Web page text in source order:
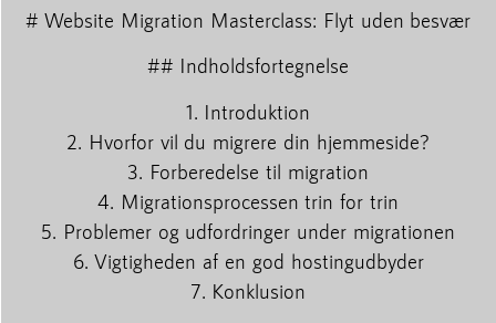
# Website Migration Masterclass: Flyt uden besvær
## Indholdsfortegnelse
1. Introduktion
2. Hvorfor vil du migrere din hjemmeside?
3. Forberedelse til migration
4. Migrationsprocessen trin for trin
5. Problemer og udfordringer under migrationen
6. Vigtigheden af en god hostingudbyder
7. Konklusion